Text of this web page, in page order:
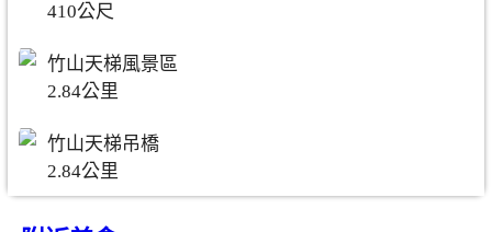
410公尺
竹山天梯風景區
2.84公里
竹山天梯吊橋
2.84公里